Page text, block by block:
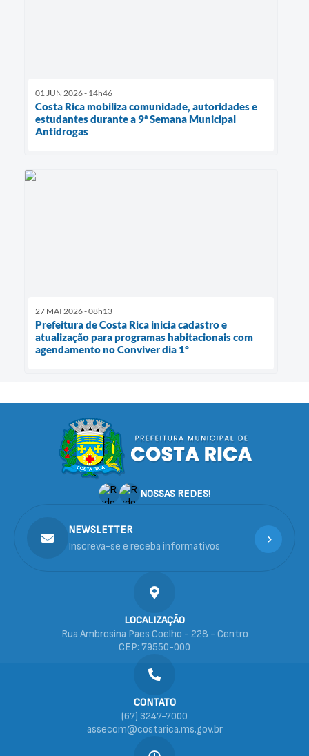
01 JUN 2026 - 14h46
Costa Rica mobiliza comunidade, autoridades e
estudantes durante a 9ª Semana Municipal
Antidrogas
27 MAI 2026 - 08h13
Prefeitura de Costa Rica inicia cadastro e
atualização para programas habitacionais com
agendamento no Conviver dia 1º
NOSSAS REDES!
LOCALIZAÇÃO
Rua Ambrosina Paes Coelho - 228 - Centro
CEP: 79550-000
CONTATO
(67) 3247-7000
assecom@costarica.ms.gov.br
NEWSLETTER
Inscreva-se e receba informativos